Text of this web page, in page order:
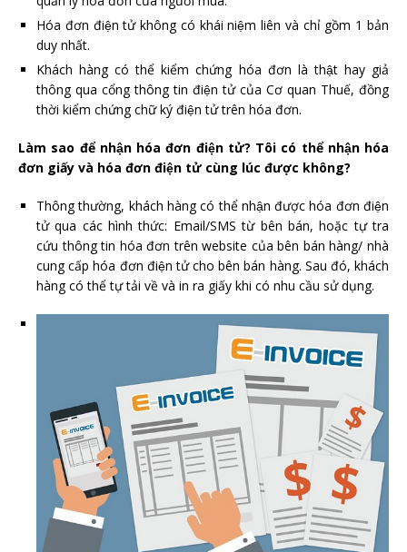
Hóa đơn điện tử không có khái niệm liên và chỉ gồm 1 bản
duy nhất.
Khách hàng có thể kiểm chứng hóa đơn là thật hay giả
thông qua cổng thông tin điện tử của Cơ quan Thuế, đồng
thời kiểm chứng chữ ký điện tử trên hóa đơn.
Làm sao để nhận hóa đơn điện tử? Tôi có thể nhận hóa
đơn giấy và hóa đơn điện tử cùng lúc được không?
Thông thường, khách hàng có thể nhận được hóa đơn điện
tử qua các hình thức: Email/SMS từ bên bán, hoặc tự tra
cứu thông tin hóa đơn trên website của bên bán hàng/ nhà
cung cấp hóa đơn điện tử cho bên bán hàng. Sau đó, khách
hàng có thể tự tải về và in ra giấy khi có nhu cầu sử dụng.